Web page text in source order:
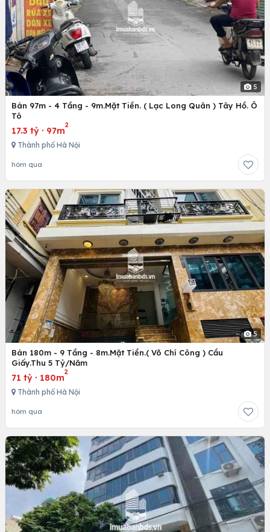
5
Bán 97m - 4 Tầng - 9m.Mặt Tiền. ( Lạc Long Quân ) Tây Hồ. Ô
Tô
17.3 tỷ · 97m
2
Thành phố Hà Nội
hôm qua
5
Bán 180m - 9 Tầng - 8m.Mặt Tiền.( Võ Chí Công ) Cầu
Giấy.Thu 5 Tỷ/Năm
71 tỷ · 180m
2
Thành phố Hà Nội
hôm qua